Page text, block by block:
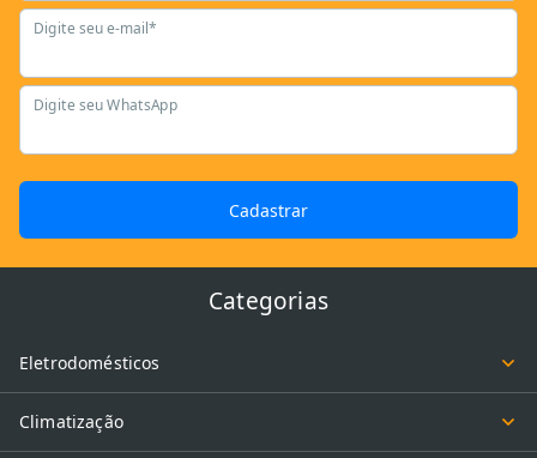
Digite seu e-mail*
Digite seu WhatsApp
Cadastrar
Categorias
Eletrodomésticos
Climatização